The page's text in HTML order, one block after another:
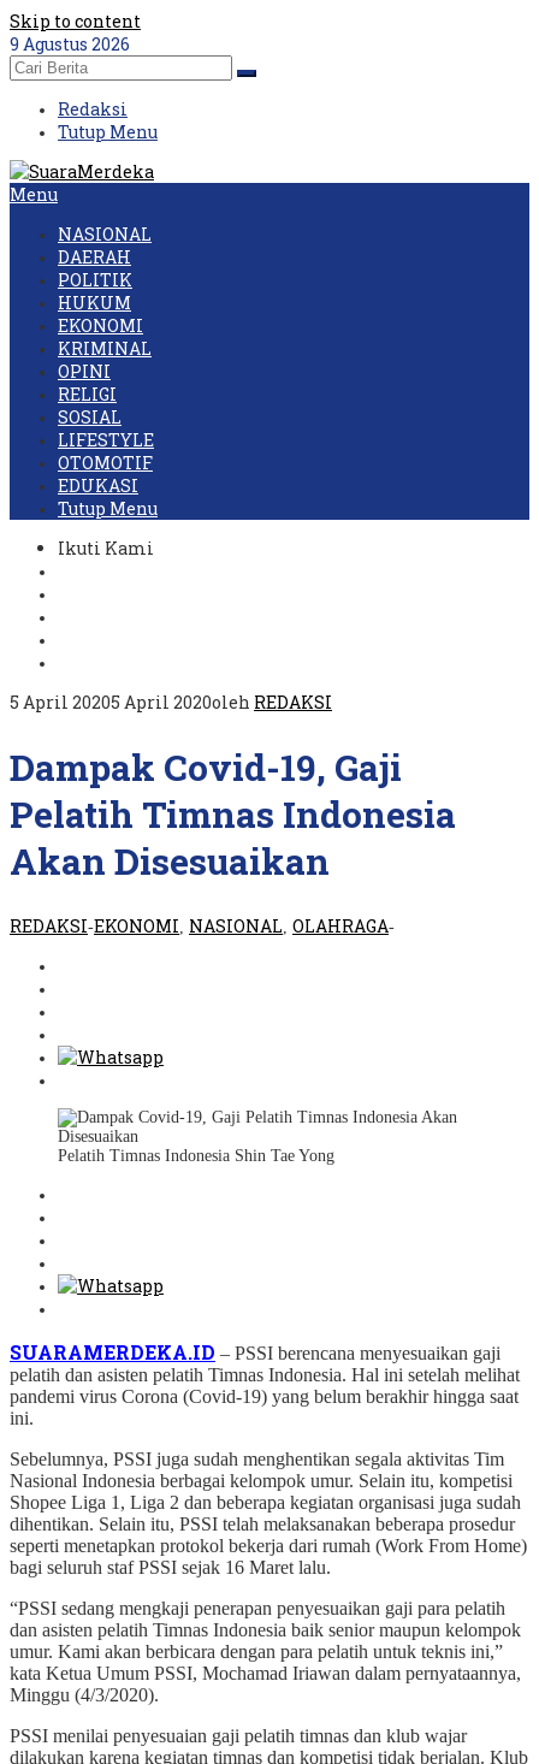
Skip to content
9 Agustus 2026
Redaksi
Tutup Menu
Menu
NASIONAL
DAERAH
POLITIK
HUKUM
EKONOMI
KRIMINAL
OPINI
RELIGI
SOSIAL
LIFESTYLE
OTOMOTIF
EDUKASI
Tutup Menu
Ikuti Kami
5 April 20205 April 2020oleh REDAKSI
Dampak Covid-19, Gaji
Pelatih Timnas Indonesia
Akan Disesuaikan
REDAKSI-EKONOMI NASIONAL OLAHRAGA-
Pelatih Timnas Indonesia Shin Tae Yong
SUARAMERDEKA.ID – PSSI berencana menyesuaikan gaji
pelatih dan asisten pelatih Timnas Indonesia. Hal ini setelah melihat
pandemi virus Corona (Covid-19) yang belum berakhir hingga saat
ini.
Sebelumnya, PSSI juga sudah menghentikan segala aktivitas Tim
Nasional Indonesia berbagai kelompok umur. Selain itu, kompetisi
Shopee Liga 1, Liga 2 dan beberapa kegiatan organisasi juga sudah
dihentikan. Selain itu, PSSI telah melaksanakan beberapa prosedur
seperti menetapkan protokol bekerja dari rumah (Work From Home)
bagi seluruh staf PSSI sejak 16 Maret lalu.
“PSSI sedang mengkaji penerapan penyesuaikan gaji para pelatih
dan asisten pelatih Timnas Indonesia baik senior maupun kelompok
umur. Kami akan berbicara dengan para pelatih untuk teknis ini,”
kata Ketua Umum PSSI, Mochamad Iriawan dalam pernyataannya,
Minggu (4/3/2020).
PSSI menilai penyesuaian gaji pelatih timnas dan klub wajar
dilakukan karena kegiatan timnas dan kompetisi tidak berjalan. Klub